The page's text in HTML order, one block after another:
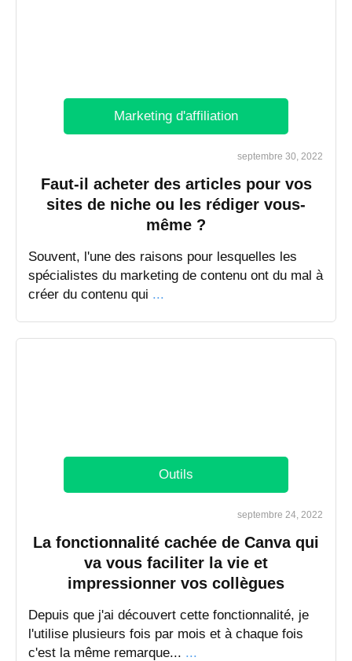
Marketing d'affiliation
septembre 30, 2022
Faut-il acheter des articles pour vos
sites de niche ou les rédiger vous-
même ?
Souvent, l'une des raisons pour lesquelles les
spécialistes du marketing de contenu ont du mal à
créer du contenu qui ...
Outils
septembre 24, 2022
La fonctionnalité cachée de Canva qui
va vous faciliter la vie et
impressionner vos collègues
​Depuis que j'ai découvert cette fonctionnalité, je
l'utilise plusieurs fois par mois et à chaque fois
c'est la même remarque... ...